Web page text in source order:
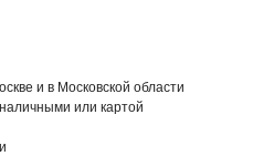
и в Московской области
или картой